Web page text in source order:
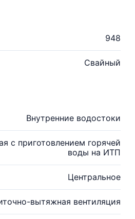
948
Свайный
Внутренние водостоки
с приготовлением горячей
воды на ИТП
Центральное
вытяжная вентиляция